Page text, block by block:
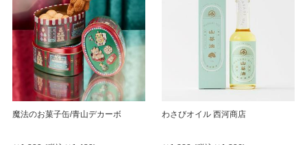
魔法のお菓子缶/青山デカーボ わさびオイル 西河商店